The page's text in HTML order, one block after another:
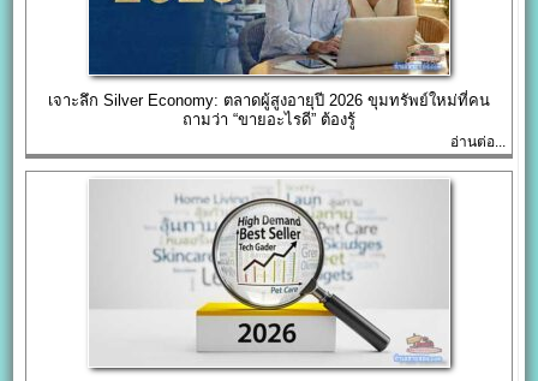
เจาะลึก Silver Economy: ตลาดผู้สูงอายุปี 2026 ขุมทรัพย์ใหม่ที่คน
ถามว่า “ขายอะไรดี” ต้องรู้
อ่านต่อ...